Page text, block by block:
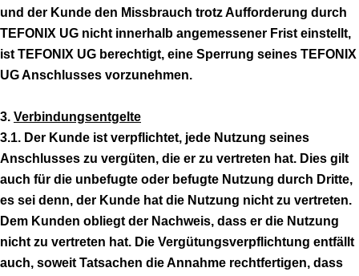
und der Kunde den Missbrauch trotz Aufforderung durch
TEFONIX UG nicht innerhalb angemessener Frist einstellt,
ist TEFONIX UG berechtigt, eine Sperrung seines TEFONIX
UG Anschlusses vorzunehmen.
3. Verbindungsentgelte
3.1. Der Kunde ist verpflichtet, jede Nutzung seines
Anschlusses zu vergüten, die er zu vertreten hat. Dies gilt
auch für die unbefugte oder befugte Nutzung durch Dritte,
es sei denn, der Kunde hat die Nutzung nicht zu vertreten.
Dem Kunden obliegt der Nachweis, dass er die Nutzung
nicht zu vertreten hat. Die Vergütungsverpflichtung entfällt
auch, soweit Tatsachen die Annahme rechtfertigen, dass